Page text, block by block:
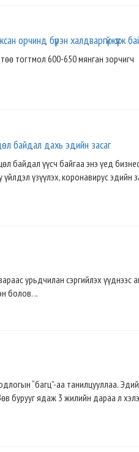
орчинд бүрэн халдваргүйжүүлж
тогтмол 600-650 мянган зорчигч
байдал дахь эдийн засаг
байдал үүсч байгаа энэ үед
үзүүлэх, коронавирус эдийн
урьдчилан сэргийлэх үүднээс
болов. ..
“багц”-аа танилцууллаа.
бурууг ядаж 3 жилийн дараа л